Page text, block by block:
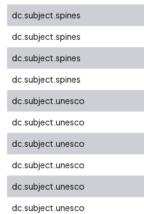
dc.subject.spines
dc.subject.spines
dc.subject.spines
dc.subject.spines
dc.subject.unesco
dc.subject.unesco
dc.subject.unesco
dc.subject.unesco
dc.subject.unesco
dc.subject.unesco